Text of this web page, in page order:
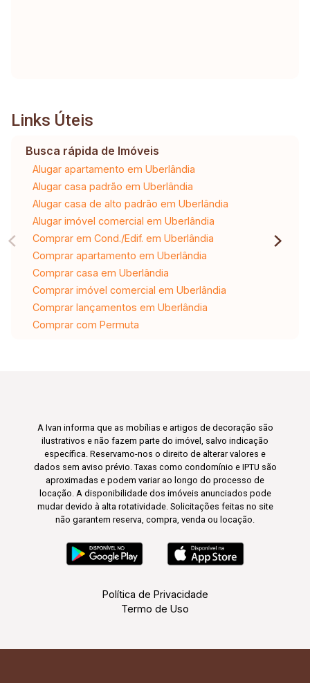
Links Úteis
Busca rápida de Imóveis
Alugar apartamento em Uberlândia
Alugar casa padrão em Uberlândia
Alugar casa de alto padrão em Uberlândia
Alugar imóvel comercial em Uberlândia
Comprar em Cond./Edif. em Uberlândia
Comprar apartamento em Uberlândia
Comprar casa em Uberlândia
Comprar imóvel comercial em Uberlândia
Comprar lançamentos em Uberlândia
Comprar com Permuta
A Ivan informa que as mobílias e artigos de decoração são
ilustrativos e não fazem parte do imóvel, salvo indicação
específica. Reservamo-nos o direito de alterar valores e
dados sem aviso prévio. Taxas como condomínio e IPTU são
aproximadas e podem variar ao longo do processo de
locação. A disponibilidade dos imóveis anunciados pode
mudar devido à alta rotatividade. Solicitações feitas no site
não garantem reserva, compra, venda ou locação.
Política de Privacidade
Termo de Uso